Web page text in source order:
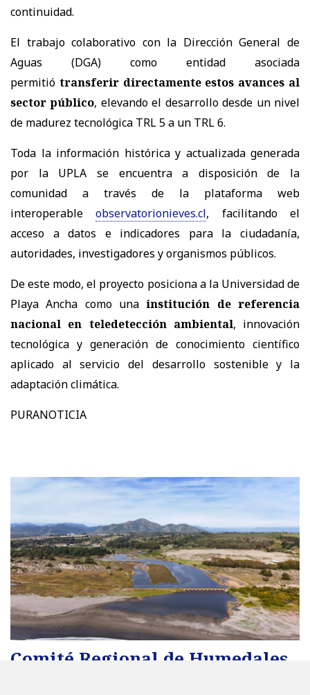
continuidad.
El trabajo colaborativo con la Dirección General de
Aguas (DGA) como entidad asociada
permitió transferir directamente estos avances al
sector público, elevando el desarrollo desde un nivel
de madurez tecnológica TRL 5 a un TRL 6.
Toda la información histórica y actualizada generada
por la UPLA se encuentra a disposición de la
comunidad a través de la plataforma web
interoperable
observatorionieves.cl, facilitando el
acceso a datos e indicadores para la ciudadanía,
autoridades, investigadores y organismos públicos.
De este modo, el proyecto posiciona a la Universidad de
Playa Ancha como una institución de referencia
nacional en teledetección ambiental, innovación
tecnológica y generación de conocimiento científico
aplicado al servicio del desarrollo sostenible y la
adaptación climática.
PURANOTICIA
Comité Regional de Humedales